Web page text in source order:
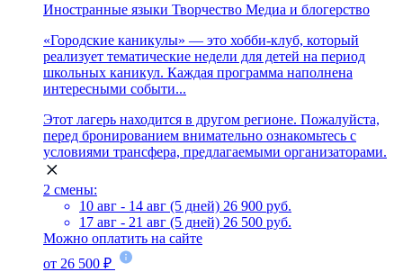
Иностранные языки Творчество Медиа и блогерство
«Городские каникулы» — это хобби-клуб, который
реализует тематические недели для детей на период
школьных каникул. Каждая программа наполнена
интересными событи...
Этот лагерь находится в другом регионе. Пожалуйста,
перед бронированием внимательно ознакомьтесь с
условиями трансфера, предлагаемыми организаторами.
2 смены:
10 авг - 14 авг (5 дней) 26 900 руб.
17 авг - 21 авг (5 дней) 26 500 руб.
Можно оплатить на сайте
от 26 500 ₽